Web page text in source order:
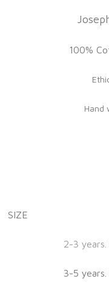
100%
Hand
SIZE
2-3 years.
3-5 years.